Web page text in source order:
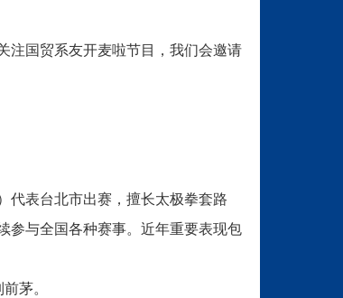
注国贸系友开麦啦节目，我们会邀请
代表台北市出赛，擅长太极拳套路
参与全国各种赛事。近年重要表现包
茅。